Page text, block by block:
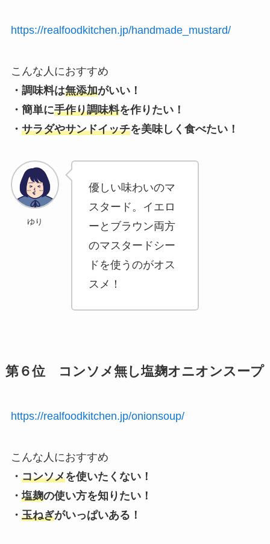
https://realfoodkitchen.jp/handmade_mustard/
こんな人におすすめ
・調味料は無添加がいい！
・簡単に手作り調味料を作りたい！
・ サラダやサンドイッチを美味しく食べたい！
ゆり
優しい味わいのマ
スタード。イエロ
ーとブラウン両方
のマスタードシー
ドを使うのがオス
スメ！
第６位 コンソメ無し塩麹オニオンスープ
https://realfoodkitchen.jp/onionsoup/
こんな人におすすめ
・ コンソメを使いたくない！
・ 塩麹の使い方を知りたい！
・ 玉ねぎがいっぱいある！